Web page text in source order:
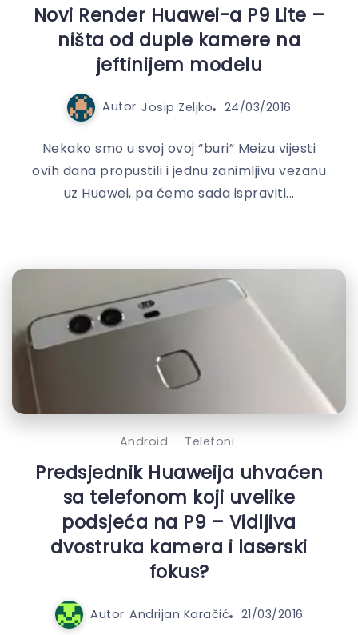
Novi Render Huawei-a P9 Lite –
ništa od duple kamere na
jeftinijem modelu
Autor Josip Zeljko 24/03/2016
Nekako smo u svoj ovoj “buri” Meizu vijesti
ovih dana propustili i jednu zanimljivu vezanu
uz Huawei, pa ćemo sada ispraviti...
Android Telefoni
Predsjednik Huaweija uhvaćen
sa telefonom koji uvelike
podsjeća na P9 – Vidljiva
dvostruka kamera i laserski
fokus?
Autor Andrijan Karačić 21/03/2016